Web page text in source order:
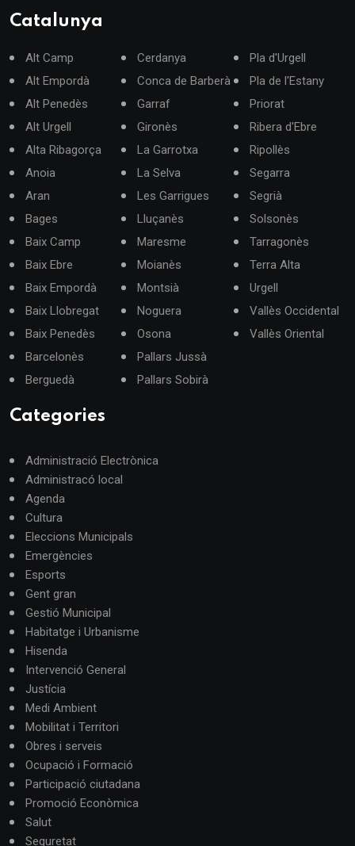
Catalunya
Alt Camp
Alt Empordà
Alt Penedès
Alt Urgell
Alta Ribagorça
Anoia
Aran
Bages
Baix Camp
Baix Ebre
Baix Empordà
Baix Llobregat
Baix Penedès
Barcelonès
Berguedà
Cerdanya
Conca de Barberà
Garraf
Gironès
La Garrotxa
La Selva
Les Garrigues
Lluçanès
Maresme
Moianès
Montsià
Noguera
Osona
Pallars Jussà
Pallars Sobirà
Pla d'Urgell
Pla de l'Estany
Priorat
Ribera d'Ebre
Ripollès
Segarra
Segrià
Solsonès
Tarragonès
Terra Alta
Urgell
Vallès Occidental
Vallès Oriental
Categories
Administració Electrònica
Administracó local
Agenda
Cultura
Eleccions Municipals
Emergències
Esports
Gent gran
Gestió Municipal
Habitatge i Urbanisme
Hisenda
Intervenció General
Justícia
Medi Ambient
Mobilitat i Territori
Obres i serveis
Ocupació i Formació
Participació ciutadana
Promoció Econòmica
Salut
Seguretat